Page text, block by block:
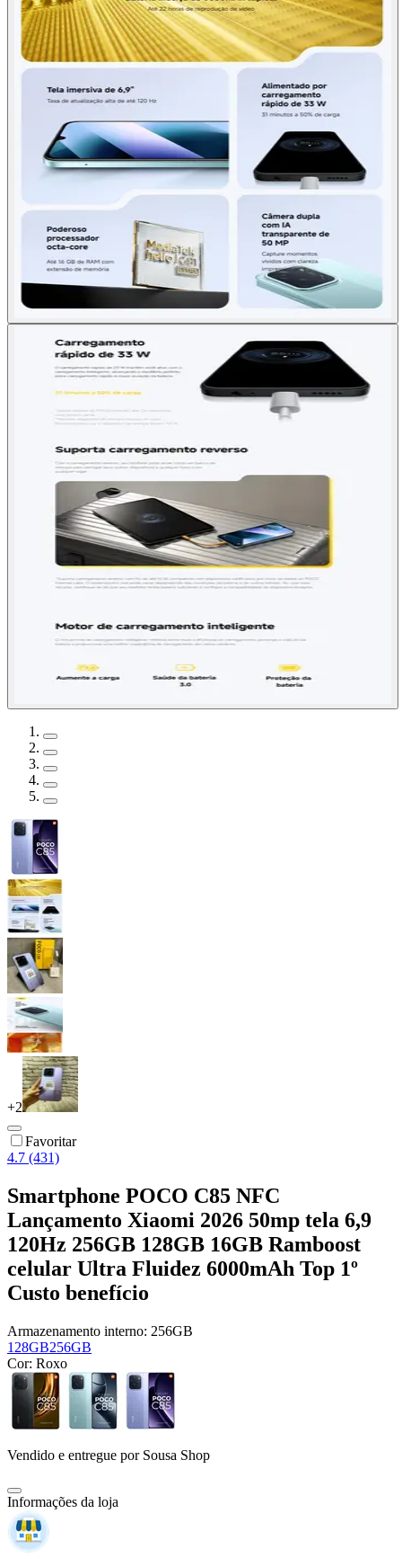
+2
Favoritar
4.7 (431)
Smartphone POCO C85 NFC
Lançamento Xiaomi 2026 50mp tela 6,9
120Hz 256GB 128GB 16GB Ramboost
celular Ultra Fluidez 6000mAh Top 1º
Custo benefício
Armazenamento interno: 256GB
128GB256GB
Cor: Roxo
Vendido e entregue por Sousa Shop
Informações da loja